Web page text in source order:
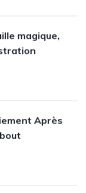
magique,
Après